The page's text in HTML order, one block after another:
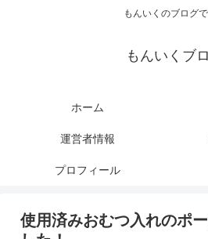
もんいくのブログで
もんいくブ
ホーム
運営者情報
プロフィール
使用済みおむつ入れのポ